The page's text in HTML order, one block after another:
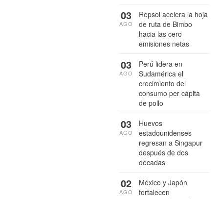
Repsol acelera la hoja
de ruta de Bimbo
hacia las cero
emisiones netas
03
AGO
Perú lidera en
Sudamérica el
crecimiento del
consumo per cápita
de pollo
03
AGO
Huevos
estadounidenses
regresan a Singapur
después de dos
décadas
03
AGO
México y Japón
fortalecen
02
AGO